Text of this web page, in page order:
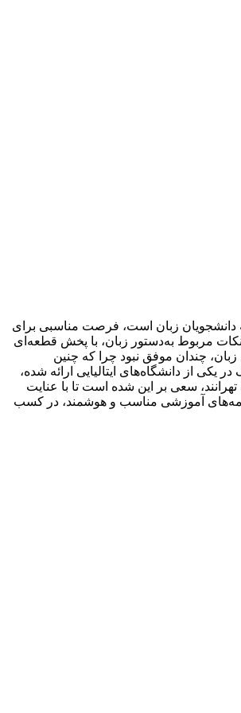
دانشجویان زبان است، فرصت مناسبی برای
مربوط به‌دستور زبان، با پخش قطعه‌ای
چندان موفق نبود چرا که چنین
یکی از دانشگاه‌های ایتالیایی ارائه شده،
سعی بر این شده است تا با عنایت
آموزشی مناسب و هوشمند، در کسب